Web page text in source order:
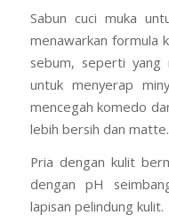
Sabun cuci muka
menawarkan formula
sebum, seperti yang
untuk menyerap
mencegah komedo
lebih bersih dan matte.
Pria dengan kulit
dengan pH
lapisan pelindung kulit.